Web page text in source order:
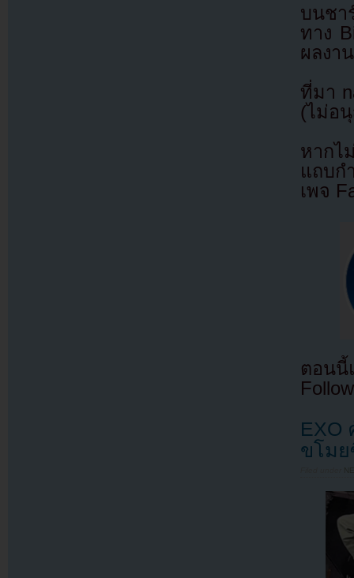
บนชา
ทาง
ผลงา
ที่มา
(ไม่อ
หากไ
แถบก
เพจ
ตอนนี้
EXO
ขโมย